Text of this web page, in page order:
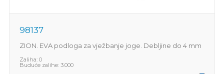
98137
ZION. EVA podloga za vježbanje joge. Debljine do 4 mm
Zaliha: 0
Buduće zalihe: 3.000